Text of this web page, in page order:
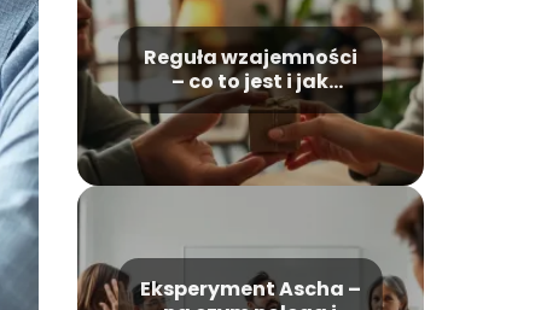
Reguła wzajemności
– co to jest i jak
działa w praktyce?
Eksperyment Ascha –